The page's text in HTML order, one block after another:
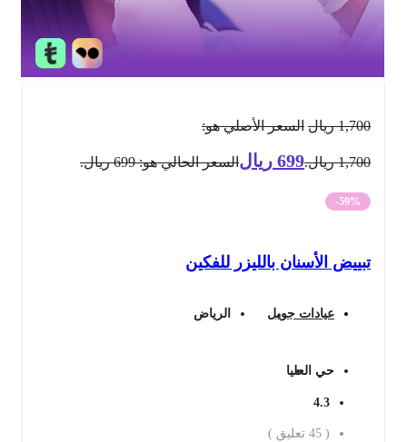
1,700 ريال السعر الأصلي هو:
1,700 ريال. 699 ريالالسعر الحالي هو: 699 ريال.
-59%
تبييض الأسنان بالليزر للفكين
عيادات جويل الرياض
حي العليا
4.3
45 تعليق )